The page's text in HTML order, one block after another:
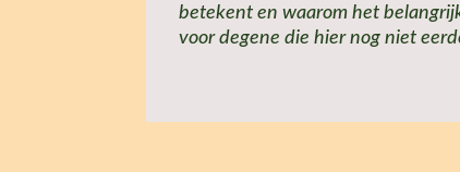
betekent en waarom het
voor degene die hier nog niet